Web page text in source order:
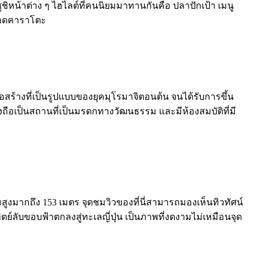
น้าต่าง ๆ ไฮไลต์ที่คนนิยมมาทานกันคือ ปลาปักเป้า เมนู
คาราโตะ
สร้างที่เป็นรูปแบบของยุคมุโรมาจิตอนต้น จนได้รับการขึ้น
ถือเป็นสถานที่เป็นมรดกทางวัฒนธรรม และมีห้องสมบัติที่มี
มากถึง 153 เมตร จุดชมวิวของที่นี่สามารถมองเห็นทิวทัศน์
ย์ลับขอบฟ้าตกลงสู่ทะเลญี่ปุ่น เป็นภาพที่งดงามไม่เหมือนจุด